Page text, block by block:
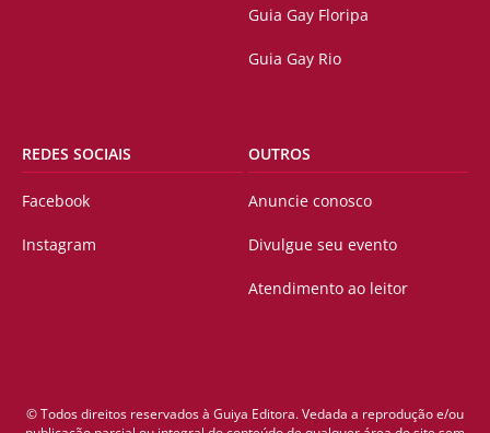
Guia Gay Floripa
Guia Gay Rio
REDES SOCIAIS
Facebook
Instagram
OUTROS
Anuncie conosco
Divulgue seu evento
Atendimento ao leitor
© Todos direitos reservados à Guiya Editora. Vedada a reprodução e/ou